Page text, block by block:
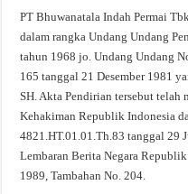
PT Bhuwanatala Indah Permai
dalam rangka Undang Undang
tahun 1968 jo. Undang Undang
165 tanggal 21 Desember 1981
SH. Akta Pendirian tersebut telah
Kehakiman Republik Indonesia
4821.HT.01.01.Th.83 tanggal 29
Lembaran Berita Negara
1989, Tambahan No. 204.